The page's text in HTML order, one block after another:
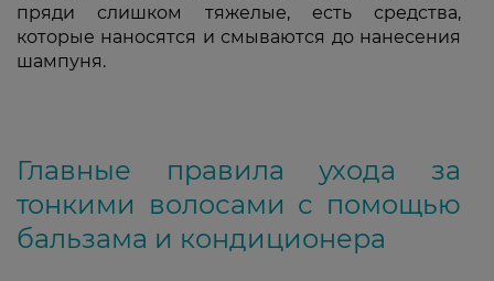
пряди слишком тяжелые, есть средства,
которые наносятся и смываются до нанесения
шампуня.
Главные правила ухода за
тонкими волосами с помощью
бальзама и кондиционера